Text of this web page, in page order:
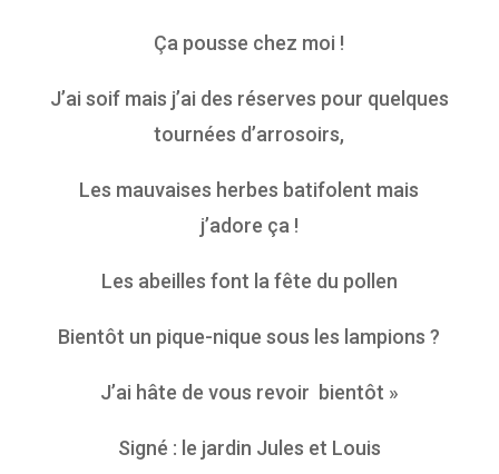
Ça pousse chez moi !
J’ai soif mais j’ai des réserves pour quelques
tournées d’arrosoirs,
Les mauvaises herbes batifolent mais
j’adore ça !
Les abeilles font la fête du pollen
Bientôt un pique-nique sous les lampions ?
J’ai hâte de vous revoir bientôt »
Signé : le jardin Jules et Louis